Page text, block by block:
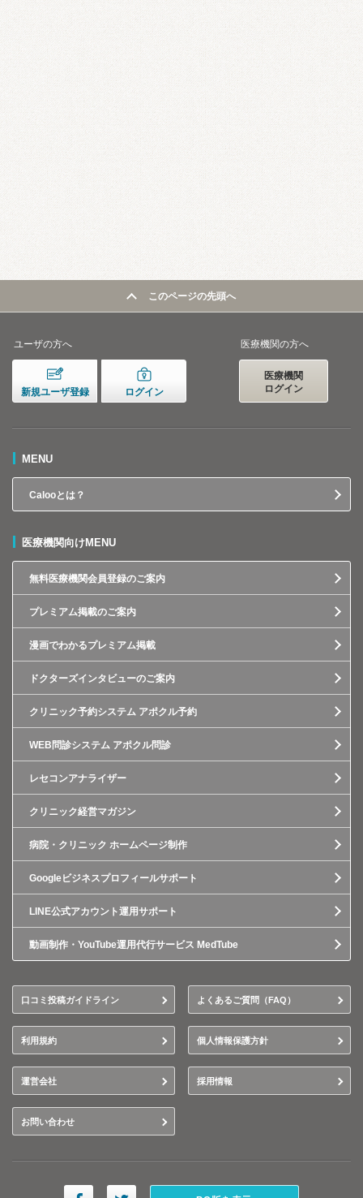
このページの先頭へ
ユーザの方へ
新規ユーザ登録 ログイン
医療機関の方へ
医療機関
ログイン
MENU
Calooとは？
医療機関向けMENU
無料医療機関会員登録のご案内
プレミアム掲載のご案内
漫画でわかるプレミアム掲載
ドクターズインタビューのご案内
クリニック予約システム アポクル予約
WEB問診システム アポクル問診
レセコンアナライザー
クリニック経営マガジン
病院・クリニック ホームページ制作
Googleビジネスプロフィールサポート
LINE公式アカウント運用サポート
動画制作・YouTube運用代行サービス MedTube
口コミ投稿ガイドライン よくあるご質問（FAQ）
利用規約 個人情報保護方針
運営会社 採用情報
お問い合わせ